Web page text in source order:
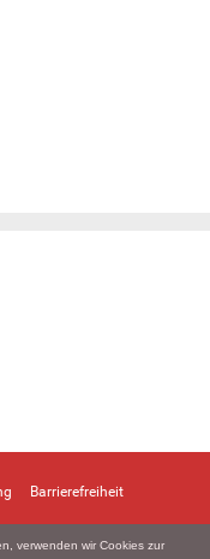
verwenden wir Cookies zur
Barrierefreiheit